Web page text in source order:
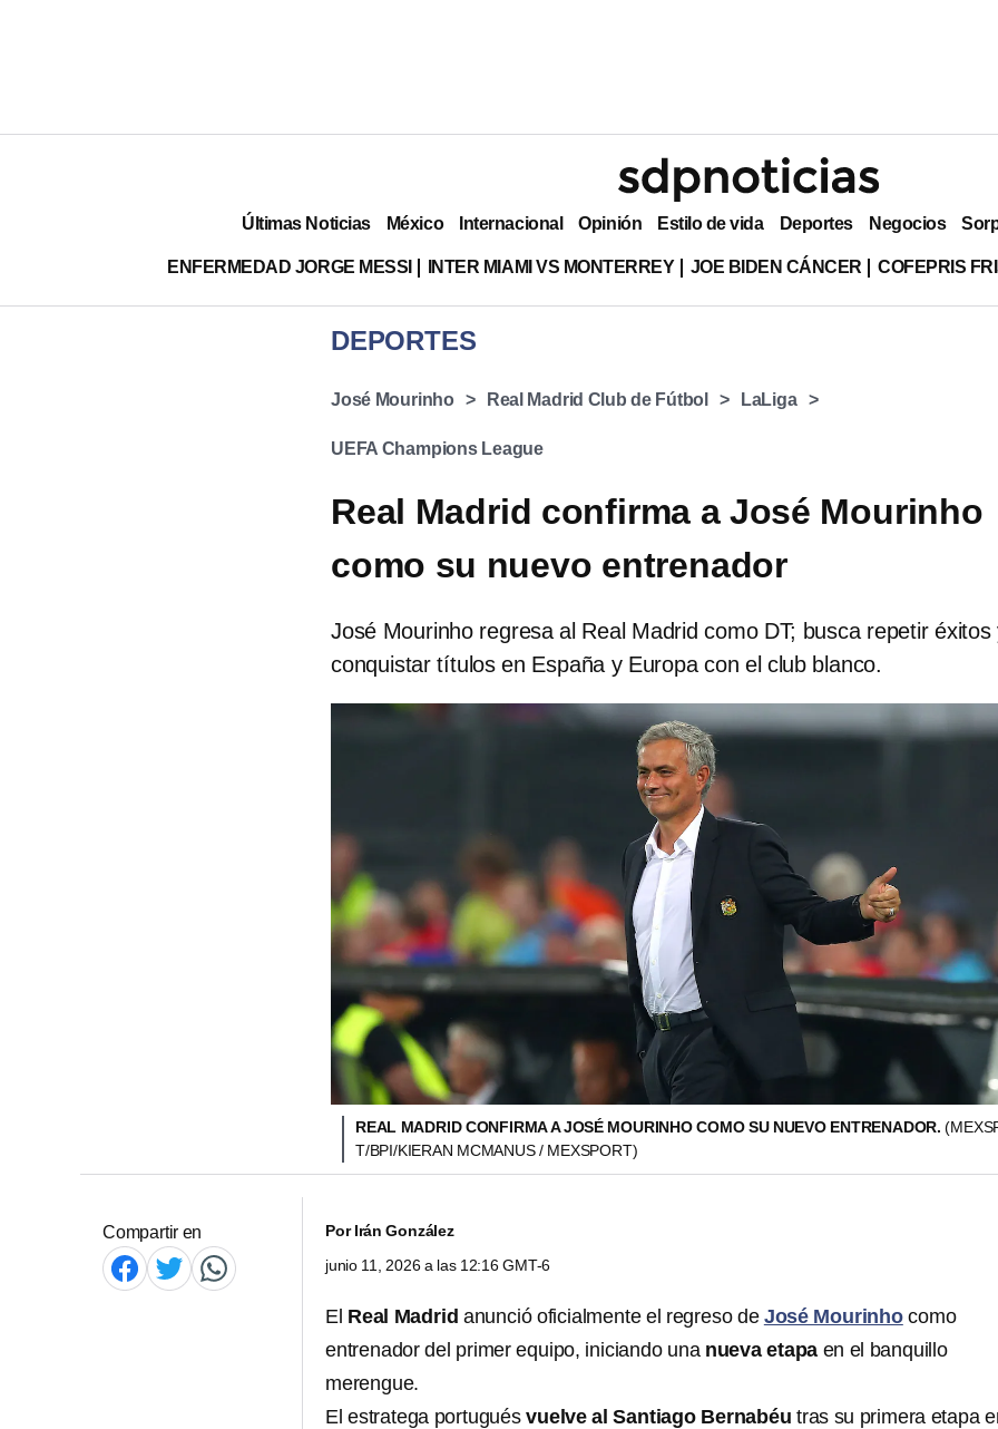
Últimas Noticias México Internacional Opinión Estilo de vida Deportes Negocios
ENFERMEDAD JORGE MESSI INTER MIAMI VS MONTERREY JOE BIDEN CÁNCER COFEPRIS
DEPORTES
José Mourinho Real Madrid Club de Fútbol LaLiga
UEFA Champions League
Real Madrid confirma a José Mourinho
como su nuevo entrenador
José Mourinho regresa al Real Madrid como DT; busca repetir éxitos
conquistar títulos en España y Europa con el club blanco.
REAL MADRID CONFIRMA A JOSÉ MOURINHO COMO SU NUEVO ENTRENADOR.
T/BPI/KIERAN MCMANUS / MEXSPORT)
Compartir en PorIrán González
junio 11, 2026 a las 12:16 GMT-6
El Real Madrid anunció oficialmente el regreso de José Mourinhocomo
entrenador del primer equipo, iniciando una nueva etapa en el banquillo
merengue.
El estratega portuguésvuelve al Santiago Bernabéu tras su primera etapa